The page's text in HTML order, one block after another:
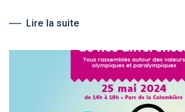
Lire la suite